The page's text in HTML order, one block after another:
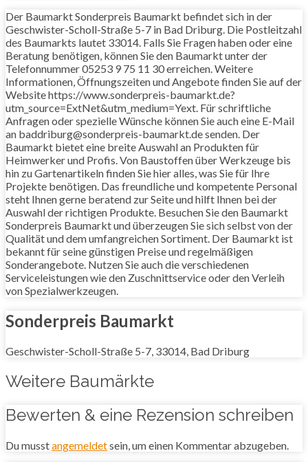
Der Baumarkt Sonderpreis Baumarkt befindet sich in der
Geschwister-Scholl-Straße 5-7 in Bad Driburg. Die Postleitzahl
des Baumarkts lautet 33014. Falls Sie Fragen haben oder eine
Beratung benötigen, können Sie den Baumarkt unter der
Telefonnummer 05253 9 75 11 30 erreichen. Weitere
Informationen, Öffnungszeiten und Angebote finden Sie auf der
Website https://www.sonderpreis-baumarkt.de?
utm_source=ExtNet&utm_medium=Yext. Für schriftliche
Anfragen oder spezielle Wünsche können Sie auch eine E-Mail
an baddriburg@sonderpreis-baumarkt.de senden. Der
Baumarkt bietet eine breite Auswahl an Produkten für
Heimwerker und Profis. Von Baustoffen über Werkzeuge bis
hin zu Gartenartikeln finden Sie hier alles, was Sie für Ihre
Projekte benötigen. Das freundliche und kompetente Personal
steht Ihnen gerne beratend zur Seite und hilft Ihnen bei der
Auswahl der richtigen Produkte. Besuchen Sie den Baumarkt
Sonderpreis Baumarkt und überzeugen Sie sich selbst von der
Qualität und dem umfangreichen Sortiment. Der Baumarkt ist
bekannt für seine günstigen Preise und regelmäßigen
Sonderangebote. Nutzen Sie auch die verschiedenen
Serviceleistungen wie den Zuschnittservice oder den Verleih
von Spezialwerkzeugen.
Sonderpreis Baumarkt
Geschwister-Scholl-Straße 5-7, 33014, Bad Driburg
Weitere Baumärkte
Bewerten & eine Rezension schreiben
Du musstangemeldetsein, um einen Kommentar abzugeben.